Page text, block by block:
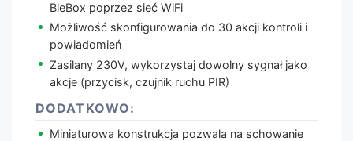
BleBox poprzez sieć WiFi
Możliwość skonfigurowania do 30 akcji kontroli i
powiadomień
Zasilany 230V, wykorzystaj dowolny sygnał jako
akcje (przycisk, czujnik ruchu PIR)
DODATKOWO:
Miniaturowa konstrukcja pozwala na schowanie